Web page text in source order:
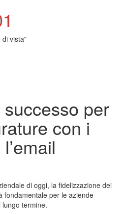
di vista"
per
con i
di oggi, la fidelizzazione dei
fondamentale per le aziende
termine.